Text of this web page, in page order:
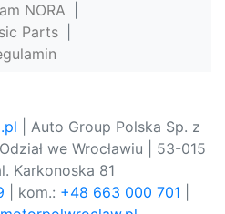
NORA
Parts
| Auto Group Polska Sp. z
we Wrocławiu | 53-015
Karkonoska 81
| kom.: +48 663 000 701